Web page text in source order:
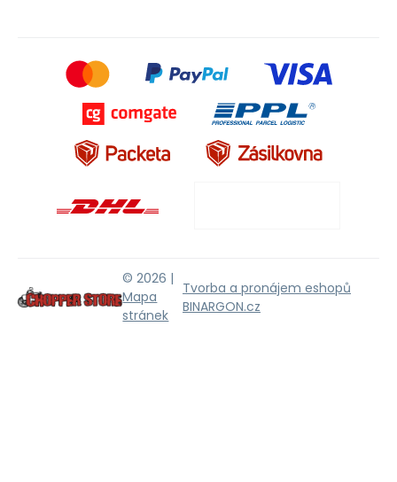
© 2026 |
Mapa
stránek
Tvorba a pronájem eshopů
BINARGON.cz